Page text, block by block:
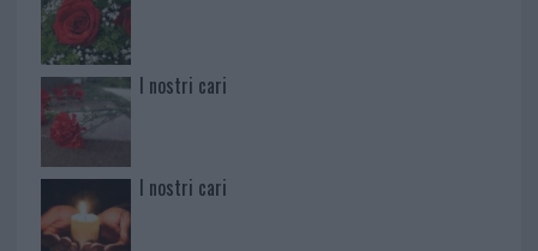
I nostri cari
I nostri cari